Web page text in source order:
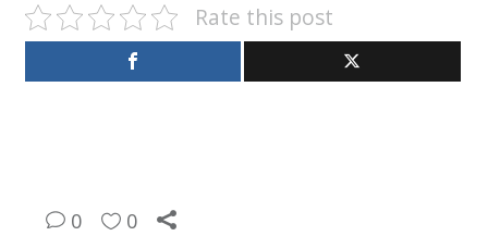
Rate this post
0 0